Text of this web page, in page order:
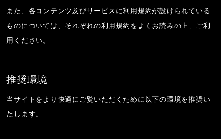
また、各コンテンツ及びサービスに利用規約が設けられている
ものについては、それぞれの利用規約をよくお読みの上、ご利
用ください。
推奨環境
当サイトをより快適にご覧いただくために以下の環境を推奨い
たします。